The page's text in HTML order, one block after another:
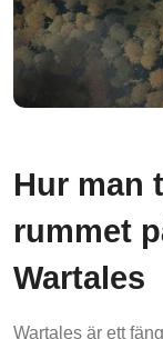
Hur man
rummet
Wartales
Wartales är ett